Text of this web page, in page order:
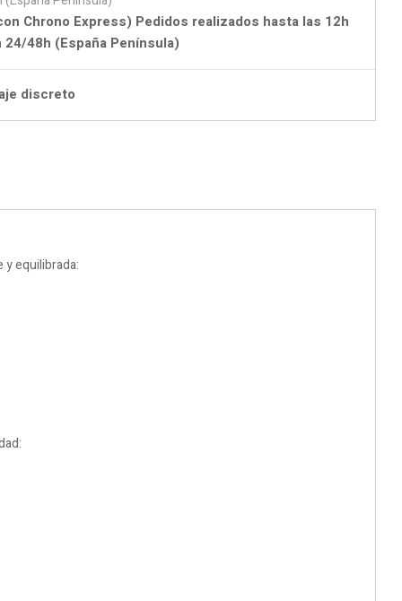
Chrono Express) Pedidos realizados hasta las 12h
48h (España Península)
discreto
equilibrada: